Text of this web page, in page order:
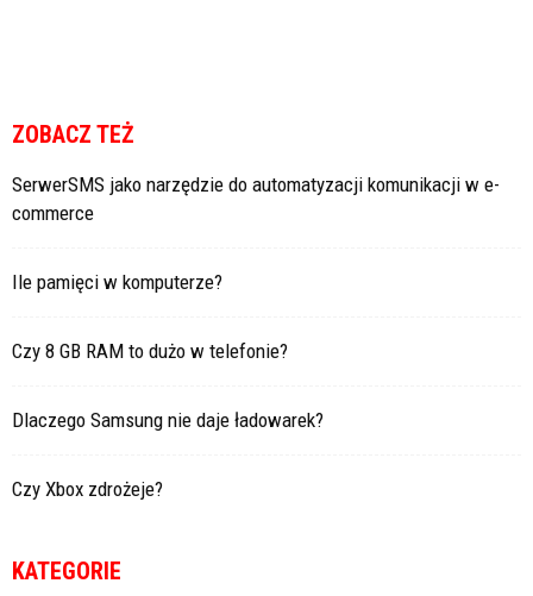
ZOBACZ TEŻ
SerwerSMS jako narzędzie do automatyzacji komunikacji w e-
commerce
Ile pamięci w komputerze?
Czy 8 GB RAM to dużo w telefonie?
Dlaczego Samsung nie daje ładowarek?
Czy Xbox zdrożeje?
KATEGORIE